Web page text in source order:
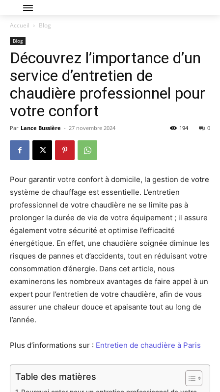
Accueil Blog
Blog
Découvrez l’importance d’un
service d’entretien de
chaudière professionnel pour
votre confort
Par Lance Bussière - 27 novembre 2024 0
194
Pour garantir votre confort à domicile, la gestion de votre
système de chauffage est essentielle. L’entretien
professionnel de votre chaudière ne se limite pas à
prolonger la durée de vie de votre équipement ; il assure
également votre sécurité et optimise l’efficacité
énergétique. En effet, une chaudière soignée diminue les
risques de pannes et d’accidents, tout en réduisant votre
consommation d’énergie. Dans cet article, nous
examinerons les nombreux avantages de faire appel à un
expert pour l’entretien de votre chaudière, afin de vous
assurer une chaleur douce et apaisante tout au long de
l’année.
Plus d’informations sur : Entretien de chaudière à Paris
Table des matières